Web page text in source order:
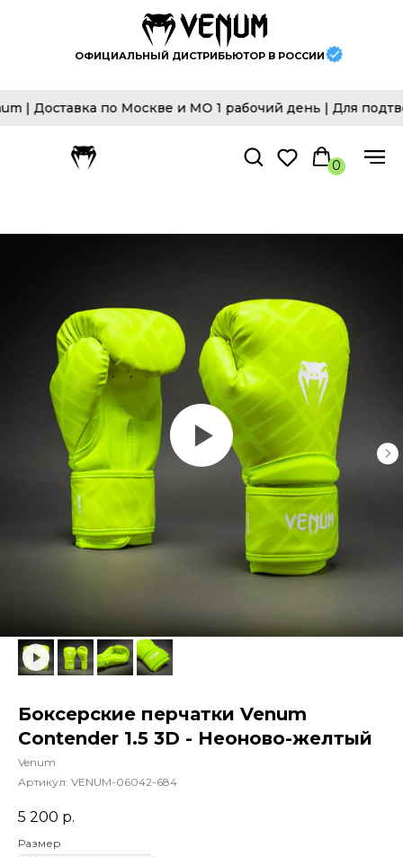
ОФИЦИАЛЬНЫЙ ДИСТРИБЬЮТОР В РОССИИ
Доставка по Москве и МО 1 рабочий день | Для
0
Боксерские перчатки Venum
Contender 1.5 3D - Неоново-желтый
Venum
Артикул: VENUM-06042-684
5 200 р.
Размер